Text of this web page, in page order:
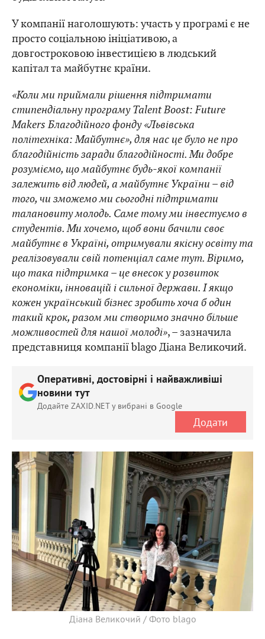
У компанії наголошують: участь у програмі є не
просто соціальною ініціативою, а
довгостроковою інвестицією в людський
капітал та майбутнє країни.
«Коли ми приймали рішення підтримати
стипендіальну програму Talent Boost: Future
Makers Благодійного фонду «Львівська
політехніка: Майбутнє», для нас це було не про
благодійність заради благодійності. Ми добре
розуміємо, що майбутнє будь-якої компанії
залежить від людей, а майбутнє України – від
того, чи зможемо ми сьогодні підтримати
талановиту молодь. Саме тому ми інвестуємо в
студентів. Ми хочемо, щоб вони бачили своє
майбутнє в Україні, отримували якісну освіту та
реалізовували свій потенціал саме тут. Віримо,
що така підтримка – це внесок у розвиток
економіки, інновацій і сильної держави. І якщо
кожен український бізнес зробить хоча б один
такий крок, разом ми створимо значно більше
можливостей для нашої молоді», – зазначила
представниця компанії blago Діана Великочий.
Оперативні, достовірні і найважливіші
новини тут
Додайте ZAXID.NET у вибрані в Google
Додати
Діана Великочий / Фото blago